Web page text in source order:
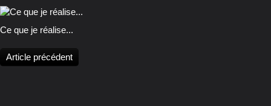
Ce que je réalise...
Article précédent